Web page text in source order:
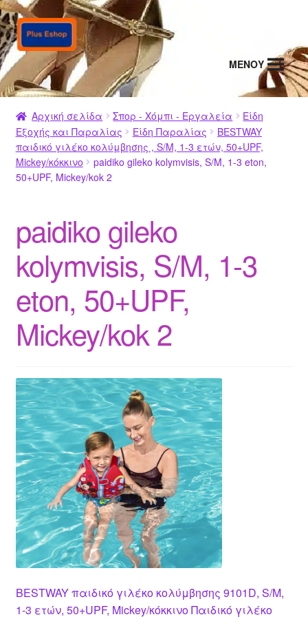
Απευθείας
μετάβαση
στην
πλοήγηση
Μετάβαση
σε
περιεχόμενο
MENΟΥ
Αρχική σελίδα Σπορ - Χόμπι - Εργαλεία
Είδη
Εξοχής και Παραλίας
Είδη Παραλίας
BESTWAY
παιδικό γιλέκο κολύμβησης , S/M, 1-3 ετών, 50+UPF,
Mickey/κόκκινο
paidiko gileko kolymvisis, S/M, 1-3 eton,
50+UPF, Mickey/kok 2
paidiko gileko
kolymvisis, S/M, 1-3
eton, 50+UPF,
Mickey/kok 2
BESTWAY παιδικό γιλέκο κολύμβησης 9101D, S/M,
1-3 ετών, 50+UPF, Mickey/κόκκινο Παιδικό γιλέκο